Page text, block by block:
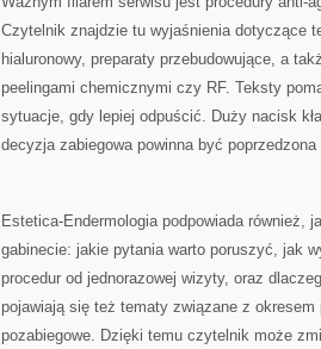
Czytelnik znajdzie tu wyjaśnienia dotyczące
hialuronowy, preparaty przebudowujące, a
peelingami chemicznymi czy RF. Teksty
sytuacje, gdy lepiej odpuścić. Duży nacisk
decyzja zabiegowa powinna być
Estetica-Endermologia podpowiada również,
gabinecie: jakie pytania warto poruszyć, jak
procedur od jednorazowej wizyty, oraz
pojawiają się też tematy związane z
pozabiegowe. Dzięki temu czytelnik może